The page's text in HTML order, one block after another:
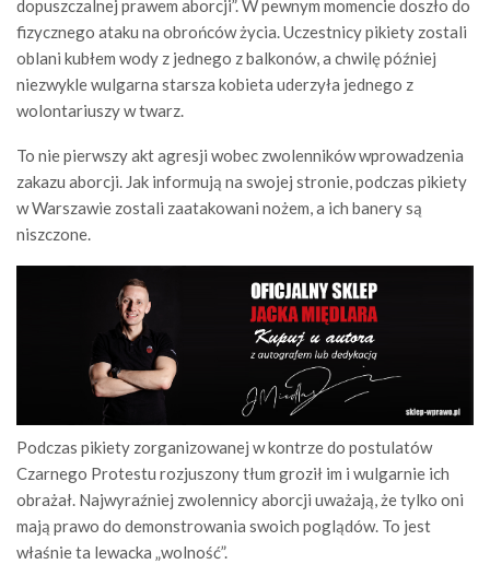
dopuszczalnej prawem aborcji”. W pewnym momencie doszło do
fizycznego ataku na obrońców życia. Uczestnicy pikiety zostali
oblani kubłem wody z jednego z balkonów, a chwilę później
niezwykle wulgarna starsza kobieta uderzyła jednego z
wolontariuszy w twarz.
To nie pierwszy akt agresji wobec zwolenników wprowadzenia
zakazu aborcji. Jak informują na swojej stronie, podczas pikiety
w Warszawie zostali zaatakowani nożem, a ich banery są
niszczone.
Podczas pikiety zorganizowanej w kontrze do postulatów
Czarnego Protestu rozjuszony tłum groził im i wulgarnie ich
obrażał. Najwyraźniej zwolennicy aborcji uważają, że tylko oni
mają prawo do demonstrowania swoich poglądów. To jest
właśnie ta lewacka „wolność”.